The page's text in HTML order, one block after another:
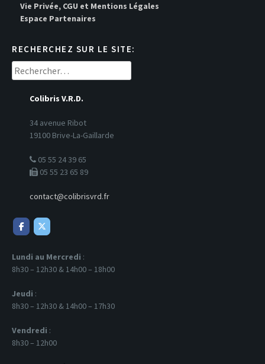
Vie Privée, CGU et Mentions Légales
Espace Partenaires
RECHERCHEZ SUR LE SITE:
Rechercher :
Colibris V.R.D.
34 avenue Ribot
19100 Brive-La-Gaillarde
05 55 24 39 65
05 55 23 65 89
contact@colibrisvrd.fr
Lundi au Mercredi :
8h30 – 12h30 & 14h00 – 18h00
Jeudi :
8h30 – 12h30 & 14h00 – 17h30
Vendredi :
8h30 – 12h00